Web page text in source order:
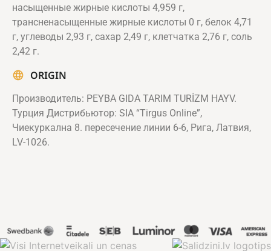
насыщенные жирные кислоты 4,959 г,
трансненасыщенные жирные кислоты 0 г, белок 4,71
г, углеводы 2,93 г, сахар 2,49 г, клетчатка 2,76 г, соль
2,42 г.
ORIGIN
Производитель: PEYBA GIDA TARIM TURİZM HAYV.
Турция Дистрибьютор: SIA “Tirgus Online”,
Чиекуркална 8. пересечение линии 6-6, Рига, Латвия,
LV-1026.